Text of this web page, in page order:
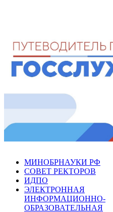
МИНОБРНАУКИ РФ
СОВЕТ РЕКТОРОВ
ИДПО
ЭЛЕКТРОННАЯ
ИНФОРМАЦИОННО-
ОБРАЗОВАТЕЛЬНАЯ